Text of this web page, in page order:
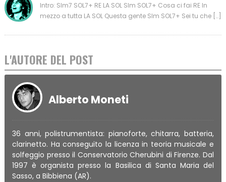
Intro: SIm7 SOL7+ RE LA SOL SIm SOL7+ Cosa ci fai RE In
mezzo a tutta LA SOL Questa gente SIm SOL7+ Sei tu che […]
L'AUTORE DEL POST
Alberto Moneti
36 anni, polistrumentista: pianoforte, chitarra, batteria,
clarinetto. Ha conseguito la licenza in teoria musicale e
solfeggio presso il Conservatorio Cherubini di Firenze. Dal
1997 è organista presso la Basilica di Santa Maria del
Sasso, a Bibbiena (AR).